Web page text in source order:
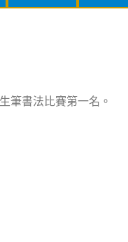
筆書法比賽第一名。